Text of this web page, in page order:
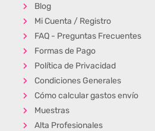
Blog
Mi Cuenta / Registro
FAQ - Preguntas Frecuentes
Formas de Pago
Política de Privacidad
Condiciones Generales
Cómo calcular gastos envío
Muestras
Alta Profesionales